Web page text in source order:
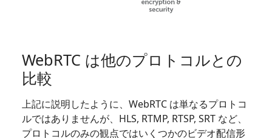
WebRTC は他のプロトコルとの
比較
上記に説明したように、WebRTC は単なるプロトコ
ルではありませんが、HLS, RTMP, RTSP, SRT など、
プロトコルのみの観点ではいくつかのビデオ配信形